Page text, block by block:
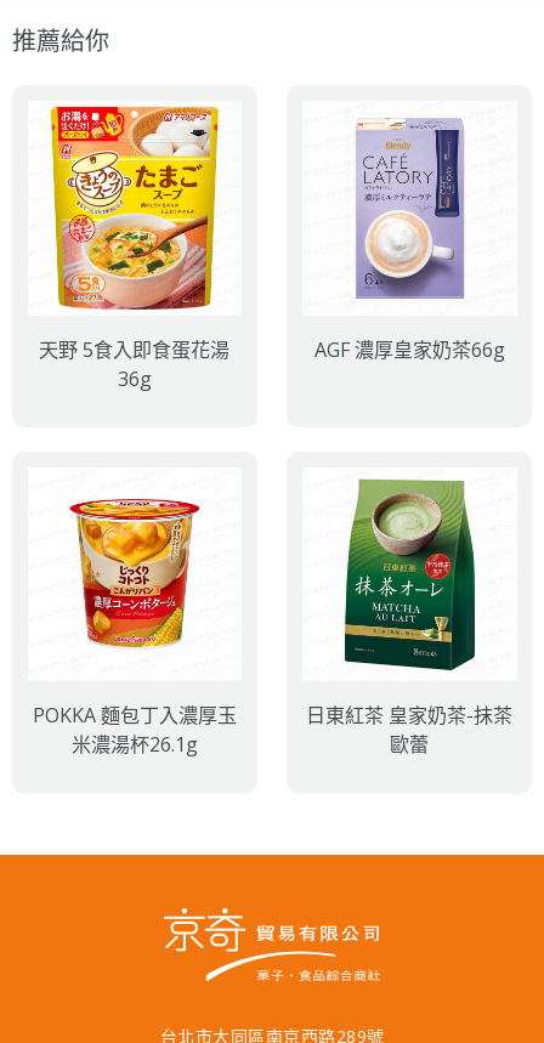
推薦給你
天野 5食入即食蛋花湯
36g
AGF 濃厚皇家奶茶66g
POKKA 麵包丁入濃厚玉
米濃湯杯26.1g
日東紅茶 皇家奶茶-抹茶
歐蕾
台北市大同區南京西路289號